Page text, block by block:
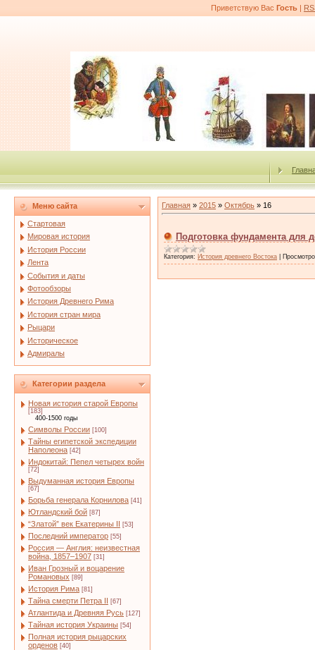
Приветствую Вас Гость |
Меню сайта
Стартовая
Мировая история
История России
Лента
События и даты
Фотообзоры
История Древнего Рима
История стран мира
Рыцари
Историческое
Адмиралы
Категории раздела
Новая история старой Европы
[183]
400-1500 годы
Символы России [100]
Тайны египетской экспедиции
Наполеона [42]
Индокитай: Пепел четырех войн
[72]
Выдуманная история Европы
[67]
Борьба генерала Корнилова [41]
Ютландский бой [87]
“Златой” век Екатерины II [53]
Последний император [55]
Россия — Англия: неизвестная
война, 1857–1907 [31]
Иван Грозный и воцарение
Романовых [89]
История Рима [81]
Тайна смерти Петра II [67]
Атлантида и Древняя Русь [127]
Тайная история Украины [54]
Полная история рыцарских
орденов [40]
Главная » 2015 » Октябрь » 16
Подготовка фундамента для
Категория: История древнего Востока